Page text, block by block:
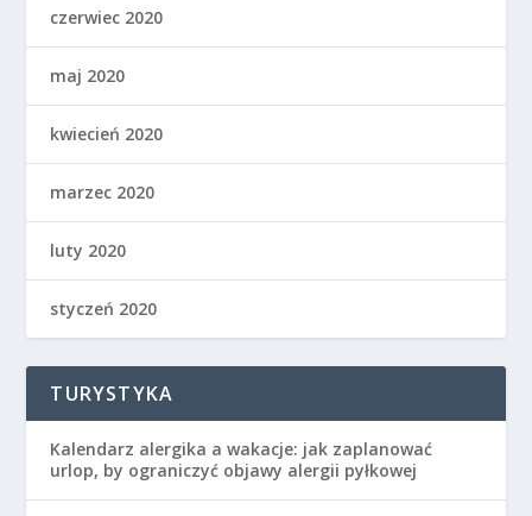
czerwiec 2020
maj 2020
kwiecień 2020
marzec 2020
luty 2020
styczeń 2020
TURYSTYKA
Kalendarz alergika a wakacje: jak zaplanować
urlop, by ograniczyć objawy alergii pyłkowej